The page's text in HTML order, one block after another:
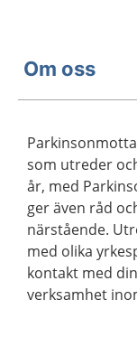
Om oss
som utreder
år, med
ger även råd
närstående.
med olika
kontakt med
verksamhet